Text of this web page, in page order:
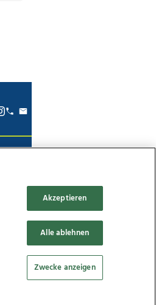
Akzeptieren
Alle ablehnen
Zwecke anzeigen